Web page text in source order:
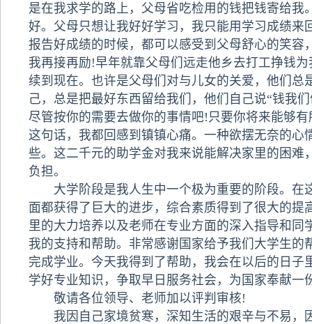
是在我求学的路上，父母省吃检用的钱把钱寄给我
好。父母只想让我好好学习，我只能用学习成绩来
报告好成绩的时候，都可以感受到父母舒心的笑容
我再接再励!早年就靠父母们远走他乡去打工挣钱
续到现在。也许是父母们对与儿女的关爱，他们总
己，总是把最好东西留给我们，他们自己说“钱我
尽管按你的需要去做你的事情吧!只要你将来能够
这句话，我都回感到镇镇心痛。一种欲摆无奈的心
些。这二千元的助学金对我来说能解决家里的困难
负担。
大学阶段是我人生中一个极为重要的阶段。在
面都获得了巨大的进步，综合素质得到了很大的提
里的大力培养以及老师在专业方面的深入指导和同
我的支持和帮助。非常感谢国家给予我们大学生的
完成学业。今天我得到了帮助，我会在以后的日子
学好专业知识，争取早日服务社会，为国家奉献一
敬请各位领导、老师加以评判审核!
我因自己家境贫寒，深知生活的艰辛与不易，